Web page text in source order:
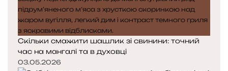
Скільки смажити шашлик зі свинини: точний
час на мангалі та в духовці
03.05.2026